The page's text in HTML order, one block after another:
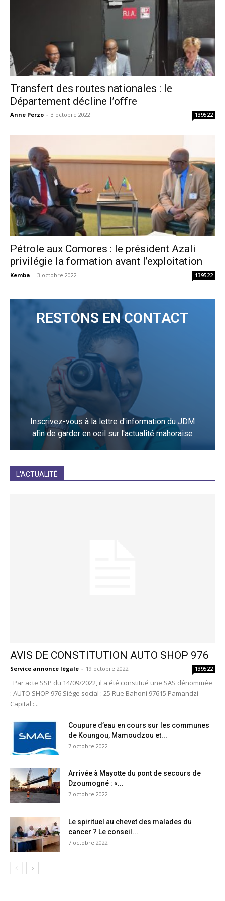
Transfert des routes nationales : le
Département décline l’offre
Anne Perzo - 3 octobre 2022 139522
Pétrole aux Comores : le président Azali
privilégie la formation avant l’exploitation
Kemba - 3 octobre 2022 139522
RESTONS EN CONTACT
Inscrivez-vous à la lettre d'information du JDM
afin de garder en oeil sur l'actualité mahoraise
L'ACTUALITÉ
AVIS DE CONSTITUTION AUTO SHOP 976
Service annonce légale - 19 octobre 2022 139522
Par acte SSP du 14/09/2022, il a été constitué une SAS dénommée
: AUTO SHOP 976 Siège social : 25 Rue Bahoni 97615 Pamandzi
Capital :...
Coupure d’eau en cours sur les communes
de Koungou, Mamoudzou et...
7 octobre 2022
Arrivée à Mayotte du pont de secours de
Dzoumogné : «...
7 octobre 2022
Le spirituel au chevet des malades du
cancer ? Le conseil...
7 octobre 2022